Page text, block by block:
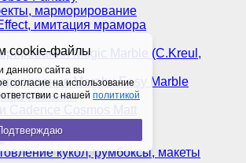
марморирование
имитация мрамора
Magic Marble (C.Kreul,
Marabu Easy Marble
Cadence Cosmos Matt
кукол, румбоксы, макеты
cookie-файлы
данного сайта вы
согласие на использование
с нашей политикой